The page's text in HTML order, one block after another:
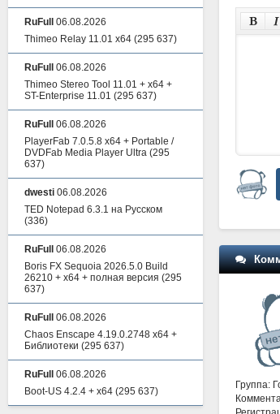
Группа:
RuFull
06.08.2026
Thimeo Relay 11.01 x64 (295 637)
RuFull
06.08.2026
Thimeo Stereo Tool 11.01 + x64 +
ST-Enterprise 11.01 (295 637)
RuFull
06.08.2026
PlayerFab 7.0.5.8 x64 + Portable /
DVDFab Media Player Ultra (295
637)
dwesti 06.08.2026
TED Notepad 6.3.1 на Русском
(336)
RuFull
06.08.2026
Boris FX Sequoia 2026.5.0 Build
26210 + x64 + полная версия (295
637)
RuFull
06.08.2026
Chaos Enscape 4.19.0.2748 x64 +
Библиотеки (295 637)
RuFull
06.08.2026
Boot-US 4.2.4 + x64 (295 637)